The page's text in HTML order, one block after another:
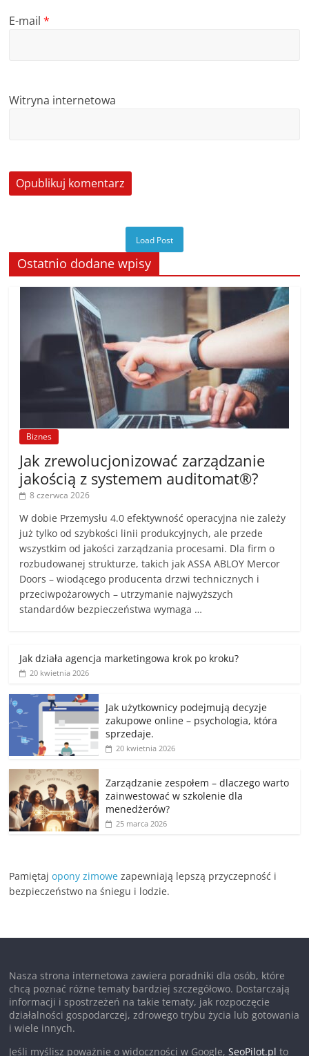
E-mail*
Witryna internetowa
Load Post
Ostatnio dodane wpisy
Biznes
Jak zrewolucjonizować zarządzanie
jakością z systemem auditomat®?
8 czerwca 2026
W dobie Przemysłu 4.0 efektywność operacyjna nie zależy
już tylko od szybkości linii produkcyjnych, ale przede
wszystkim od jakości zarządzania procesami. Dla firm o
rozbudowanej strukturze, takich jak ASSA ABLOY Mercor
Doors – wiodącego producenta drzwi technicznych i
przeciwpożarowych – utrzymanie najwyższych
standardów bezpieczeństwa wymaga …
Jak działa agencja marketingowa krok po kroku?
20 kwietnia 2026
Jak użytkownicy podejmują decyzje
zakupowe online – psychologia, która
sprzedaje.
20 kwietnia 2026
Zarządzanie zespołem – dlaczego warto
zainwestować w szkolenie dla
menedżerów?
25 marca 2026
Pamiętajopony zimowe zapewniają lepszą przyczepność i
bezpieczeństwo na śniegu i lodzie.
Nasza strona internetowa zawiera poradniki dla osób, które
chcą poznać różne tematy bardziej szczegółowo. Dostarczają
informacji i spostrzeżeń na takie tematy, jak rozpoczęcie
działalności gospodarczej, zdrowego trybu życia lub gotowania
i wiele innych.
Jeśli myślisz poważnie o widoczności w Google,SeoPilot.pl to